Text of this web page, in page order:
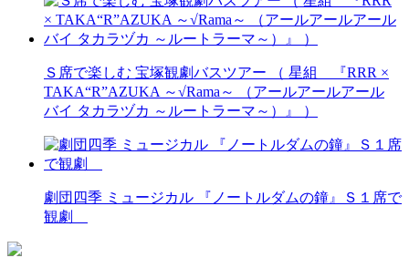
Ｓ席で楽しむ 宝塚観劇バスツアー （ 星組 『RRR ×
TAKA“R”AZUKA ～√Rama～ （アールアールアール
バイ タカラヅカ ～ルートラーマ～）』 ）
劇団四季 ミュージカル 『ノートルダムの鐘』Ｓ１席で
観劇